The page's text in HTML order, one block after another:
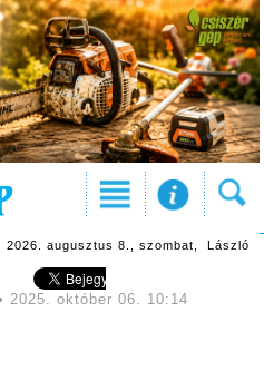
2026. augusztus 8., szombat, László
2025. október 06. 10:14